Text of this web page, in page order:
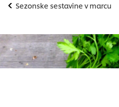
Sezonske sestavine v marcu